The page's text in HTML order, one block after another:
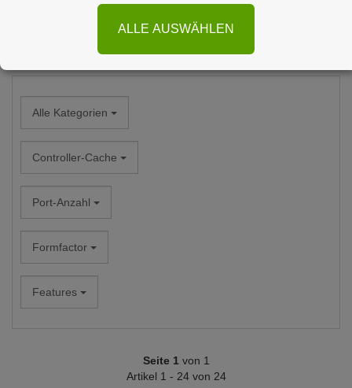
Alle Kategorien
Controller-Cache
Port-Anzahl
Formfactor
Features
Seite 1 von 1
Artikel 1 - 24 von 24
ALLE AUSWÄHLEN